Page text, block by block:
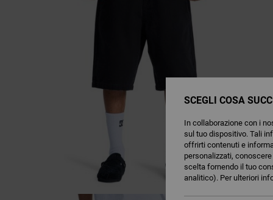
SCEGLI COSA
In collaborazione con i
sul tuo dispositivo. Tali
offrirti contenuti e
personalizzati,
scelta fornendo il tuo
analitico). Per ulteriori